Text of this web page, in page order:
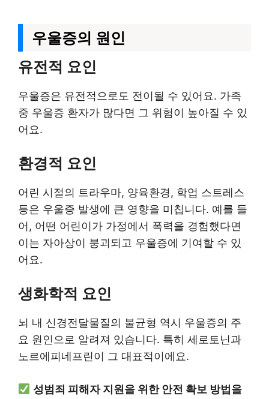
우울증의 원인
유전적 요인
우울증은 유전적으로도 전이될 수 있어요. 가족
중 우울증 환자가 많다면 그 위험이 높아질 수 있
어요.
환경적 요인
어린 시절의 트라우마, 양육환경, 학업 스트레스
등은 우울증 발생에 큰 영향을 미칩니다. 예를 들
어, 어떤 어린이가 가정에서 폭력을 경험했다면
이는 자아상이 붕괴되고 우울증에 기여할 수 있
어요.
생화학적 요인
뇌 내 신경전달물질의 불균형 역시 우울증의 주
요 원인으로 알려져 있습니다. 특히 세로토닌과
노르에피네프린이 그 대표적이에요.
성범죄 피해자 지원을 위한 안전 확보 방법을